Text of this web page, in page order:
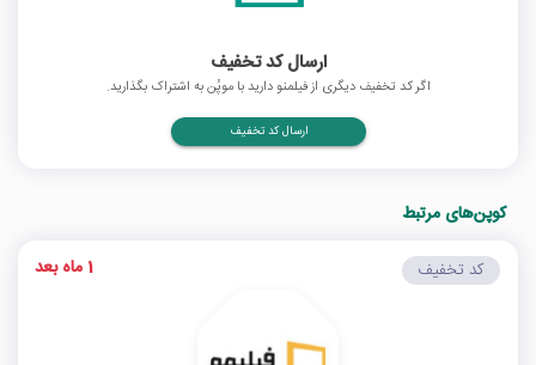
ارسال کد تخفیف
اگر کد تخفیف دیگری از فیلمنو دارید با موپُن به اشتراک بگذارید.
ارسال کد تخفیف
کوپن‌های مرتبط
کد تخفیف 1 ماه بعد